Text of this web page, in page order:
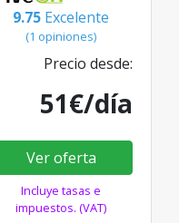
9.75 Excelente
(1 opiniones)
Precio desde:
51€/día
Ver oferta
Incluye tasas e
impuestos. (VAT)